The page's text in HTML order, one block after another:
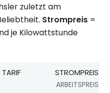
zuletzt am
Strompreis =
je Kilowattstunde
TARIF STROMPREIS
ARBEITSPREIS